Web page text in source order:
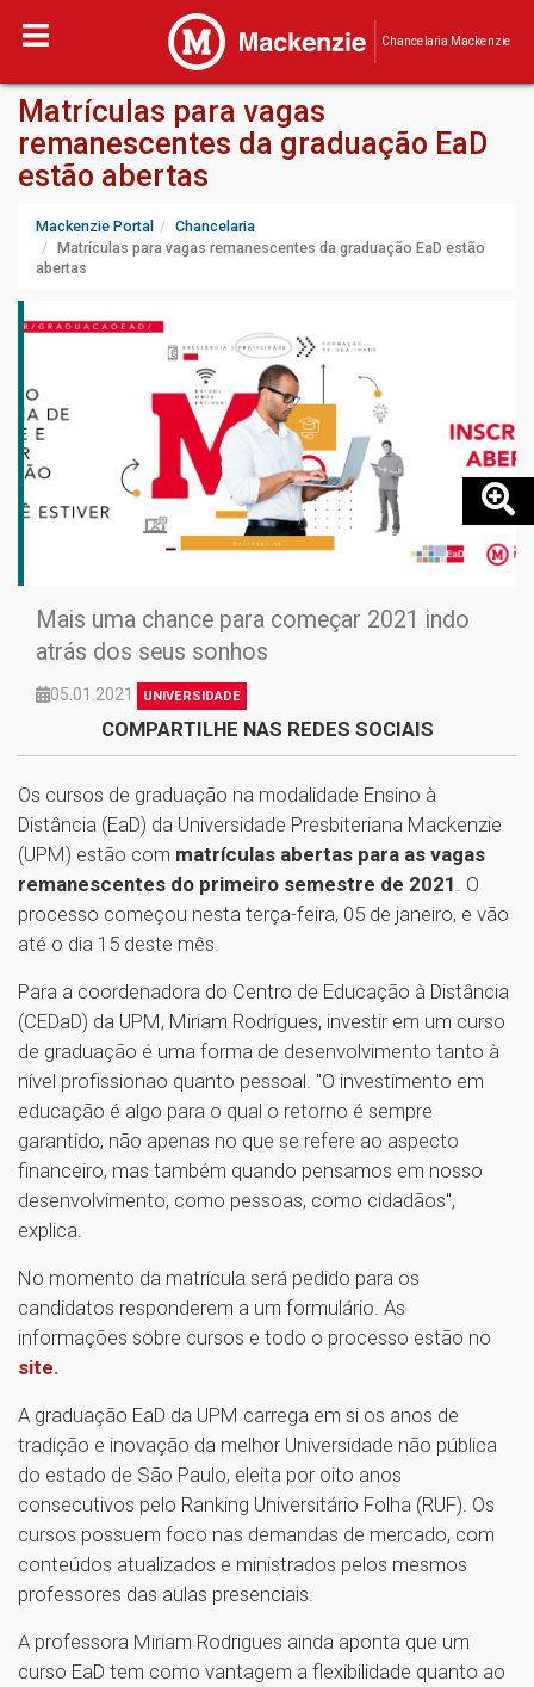
Chancelaria Mackenzie
Matrículas para vagas
remanescentes da graduação EaD
estão abertas
Mackenzie Portal
Chancelaria
Matrículas para vagas remanescentes da graduação EaD estão
abertas
Mais uma chance para começar 2021 indo
atrás dos seus sonhos
05.01.2021 UNIVERSIDADE
COMPARTILHE NAS REDES SOCIAIS
Os cursos de graduação na modalidade Ensino à
Distância (EaD) da Universidade Presbiteriana Mackenzie
(UPM) estão com matrículas abertas para as vagas
remanescentes do primeiro semestre de 2021 . O
processo começou nesta terça-feira, 05 de janeiro, e vão
até o dia 15 deste mês.
Para a coordenadora do Centro de Educação à Distância
(CEDaD) da UPM, Miriam Rodrigues, investir em um curso
de graduação é uma forma de desenvolvimento tanto à
nível profissionao quanto pessoal. "O investimento em
educação é algo para o qual o retorno é sempre
garantido, não apenas no que se refere ao aspecto
financeiro, mas também quando pensamos em nosso
desenvolvimento, como pessoas, como cidadãos",
explica.
No momento da matrícula será pedido para os
candidatos responderem a um formulário. As
informações sobre cursos e todo o processo estão no
site.
A graduação EaD da UPM carrega em si os anos de
tradição e inovação da melhor Universidade não pública
do estado de ​São Paulo, eleita por oito anos
consecutivos pelo Ranking Universitário Folha (RUF). Os
cursos possuem foco nas demandas de mercado, com
conteúdos atualizados e ministrados pelos mesmos
professores das aulas presenciais.
A professora Miriam Rodrigues ainda aponta que um
curso EaD tem como vantagem a flexibilidade quanto ao